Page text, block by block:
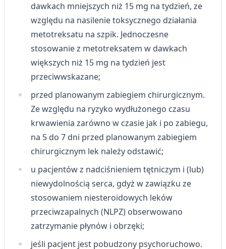
dawkach mniejszych niż 15 mg na tydzień, ze
względu na nasilenie toksycznego działania
metotreksatu na szpik. Jednoczesne
stosowanie z metotreksatem w dawkach
większych niż 15 mg na tydzień jest
przeciwwskazane;
przed planowanym zabiegiem chirurgicznym.
Ze względu na ryzyko wydłużonego czasu
krwawienia zarówno w czasie jak i po zabiegu,
na 5 do 7 dni przed planowanym zabiegiem
chirurgicznym lek należy odstawić;
u pacjentów z nadciśnieniem tętniczym i (lub)
niewydolnością serca, gdyż w zawiązku ze
stosowaniem niesteroidowych leków
przeciwzapalnych (NLPZ) obserwowano
zatrzymanie płynów i obrzęki;
jeśli pacjent jest pobudzony psychoruchowo.